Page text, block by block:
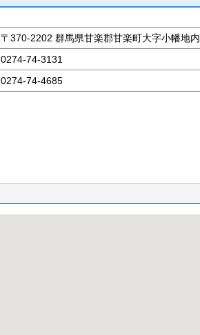
〒370-2202 群馬県甘楽郡甘楽町大字小幡地内
0274-74-3131
0274-74-4685